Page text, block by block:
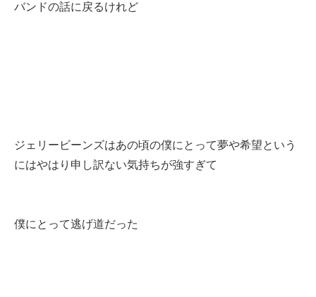
バンドの話に戻るけれど
ジェリービーンズはあの頃の僕にとって夢や希望という
にはやはり申し訳ない気持ちが強すぎて
僕にとって逃げ道だった